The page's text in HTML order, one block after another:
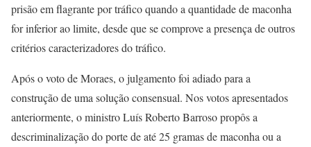
prisão em flagrante por tráfico quando a quantidade de maconha
for inferior ao limite, desde que se comprove a presença de outros
critérios caracterizadores do tráfico.
Após o voto de Moraes, o julgamento foi adiado para a
construção de uma solução consensual. Nos votos apresentados
anteriormente, o ministro Luís Roberto Barroso propôs a
descriminalização do porte de até 25 gramas de maconha ou a